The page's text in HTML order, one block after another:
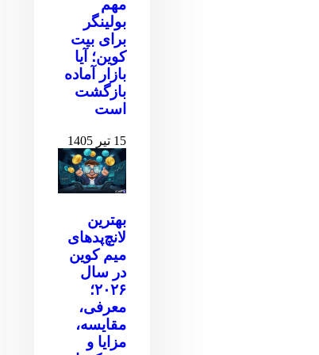
مهم
بولینگر
برای بیت
کوین‌‌؛ آیا
بازار آماده
بازگشت
است
15 تیر 1405
بهترین
لانچ‌پدهای
میم کوین
در سال
۲۰۲۶؛
معرفی،
مقایسه،
مزایا و